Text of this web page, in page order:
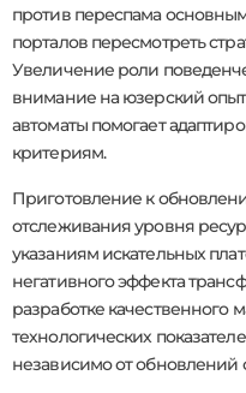
против переспама
порталов пересмотреть
Увеличение роли
внимание на юзерский
автоматы помогает
критериям.
Приготовление к
отслеживания уровня
указаниям искательных
негативного эффекта
разработке
технологических
независимо от обновлений